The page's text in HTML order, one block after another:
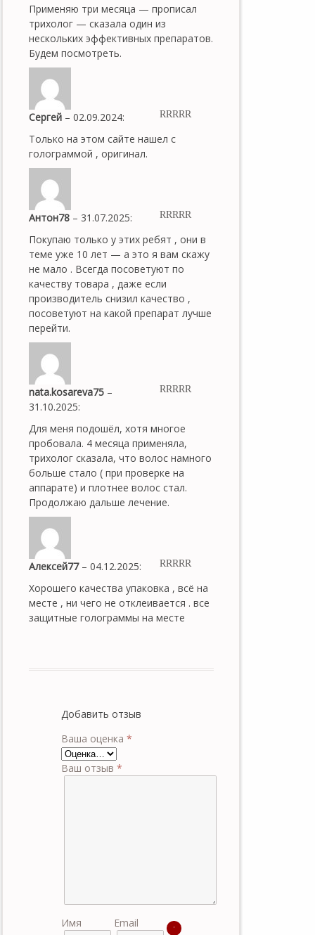
Применяю три месяца — прописал
трихолог — сказала один из
нескольких эффективных препаратов.
Будем посмотреть.
Сергей –02.09.2024:
Только на этом сайте нашел с
голограммой , оригинал.
Антон78 – 31.07.2025:
Покупаю только у этих ребят , они в
теме уже 10 лет — а это я вам скажу
не мало . Всегда посоветуют по
качеству товара , даже если
производитель снизил качество ,
посоветуют на какой препарат лучше
перейти.
nata.kosareva75 –
31.10.2025:
Для меня подошёл, хотя многое
пробовала. 4 месяца применяла,
трихолог сказала, что волос намного
больше стало ( при проверке на
аппарате) и плотнее волос стал.
Продолжаю дальше лечение.
Алексей77–04.12.2025:
Хорошего качества упаковка , всё на
месте , ни чего не отклеивается . все
защитные голограммы на месте
Добавить отзыв
Ваша оценка *
Ваш отзыв *
Имя Email